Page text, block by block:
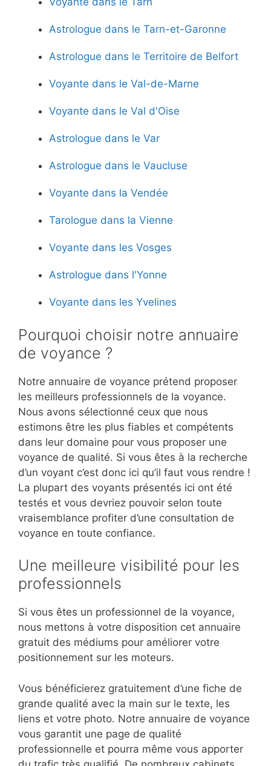
Astrologue dans le Tarn-et-Garonne
Astrologue dans le Territoire de Belfort
Voyante dans le Val-de-Marne
Voyante dans le Val d'Oise
Astrologue dans le Var
Astrologue dans le Vaucluse
Voyante dans la Vendée
Tarologue dans la Vienne
Voyante dans les Vosges
Astrologue dans l'Yonne
Voyante dans les Yvelines
Pourquoi choisir notre annuaire
de voyance ?
Notre annuaire de voyance prétend proposer
les meilleurs professionnels de la voyance.
Nous avons sélectionné ceux que nous
estimons être les plus fiables et compétents
dans leur domaine pour vous proposer une
voyance de qualité. Si vous êtes à la recherche
d’un voyant c’est donc ici qu’il faut vous rendre !
La plupart des voyants présentés ici ont été
testés et vous devriez pouvoir selon toute
vraisemblance profiter d’une consultation de
voyance en toute confiance.
Une meilleure visibilité pour les
professionnels
Si vous êtes un professionnel de la voyance,
nous mettons à votre disposition cet annuaire
gratuit des médiums pour améliorer votre
positionnement sur les moteurs.
Vous bénéficierez gratuitement d’une fiche de
grande qualité avec la main sur le texte, les
liens et votre photo. Notre annuaire de voyance
vous garantit une page de qualité
professionnelle et pourra même vous apporter